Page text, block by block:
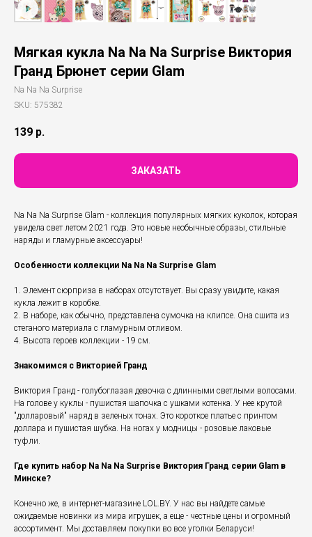
Мягкая кукла Na Na Na Surprise Виктория
Гранд Брюнет серии Glam
Na Na Na Surprise
SKU: 575382
139 р.
ЗАКАЗАТЬ
Na Na Na Surprise Glam - коллекция популярных мягких куколок, которая
увидела свет летом 2021 года. Это новые необычные образы, стильные
наряды и гламурные аксессуары!
Особенности коллекции Na Na Na Surprise Glam
1. Элемент сюрприза в наборах отсутствует. Вы сразу увидите, какая
кукла лежит в коробке.
2. В наборе, как обычно, представлена сумочка на клипсе. Она сшита из
стеганого материала с гламурным отливом.
4. Высота героев коллекции - 19 см.
Знакомимся с Викторией Гранд
Виктория Гранд - голубоглазая девочка с длинными светлыми волосами.
На голове у куклы - пушистая шапочка с ушками котенка. У нее крутой
"долларовый" наряд в зеленых тонах. Это короткое платье с принтом
доллара и пушистая шубка. На ногах у модницы - розовые лаковые
туфли.
Где купить набор Na Na Na Surprise Виктория Гранд серии Glam в
Минске?
Конечно же, в интернет-магазине LOL.BY. У нас вы найдете самые
ожидаемые новинки из мира игрушек, а еще - честные цены и огромный
ассортимент. Мы доставляем покупки во все уголки Беларуси!